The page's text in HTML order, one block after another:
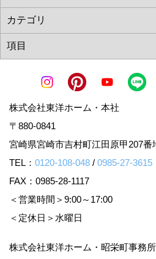
株式会社東洋ホーム・本社
〒880-0841
宮崎県宮崎市吉村町江田原甲207
TEL： 0120-108-048 / 0985-27-3615
FAX：0985-28-1117
＜営業時間＞9:00～17:00
＜定休日＞水曜日
株式会社東洋ホーム・昭栄町事務